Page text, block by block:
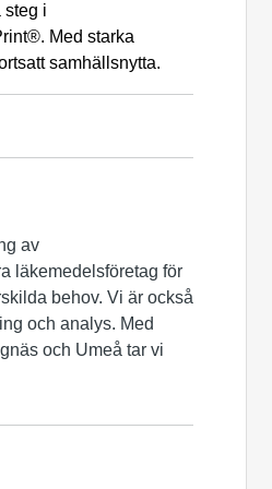
steg i
®. Med starka
samhällsnytta.
av
läkemedelsföretag för
behov. Vi är också
och analys. Med
och Umeå tar vi